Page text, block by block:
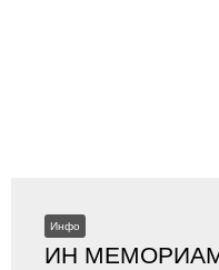
Инфо
ИН МЕМОРИАМ